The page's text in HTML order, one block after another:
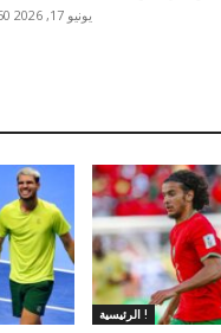
يونيو 17, 2026 18:50
الرئيسية !